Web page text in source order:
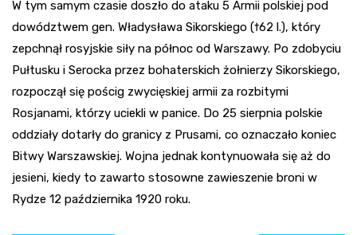
W tym samym czasie doszło do ataku 5 Armii polskiej pod
dowództwem gen. Władysława Sikorskiego (†62 l.), który
zepchnął rosyjskie siły na północ od Warszawy. Po zdobyciu
Pułtusku i Serocka przez bohaterskich żołnierzy Sikorskiego,
rozpoczął się pościg zwycięskiej armii za rozbitymi
Rosjanami, którzy uciekli w panice. Do 25 sierpnia polskie
oddziały dotarły do granicy z Prusami, co oznaczało koniec
Bitwy Warszawskiej. Wojna jednak kontynuowała się aż do
jesieni, kiedy to zawarto stosowne zawieszenie broni w
Rydze 12 października 1920 roku.